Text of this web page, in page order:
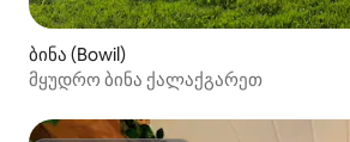
ბინა (Bowil)
მყუდრო ბინა ქალაქგარეთ